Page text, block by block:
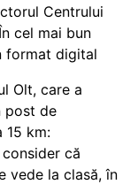
Centrului
cel mai bun
format digital
Olt, care a
post de
15 km:
că
vede la clasă, în